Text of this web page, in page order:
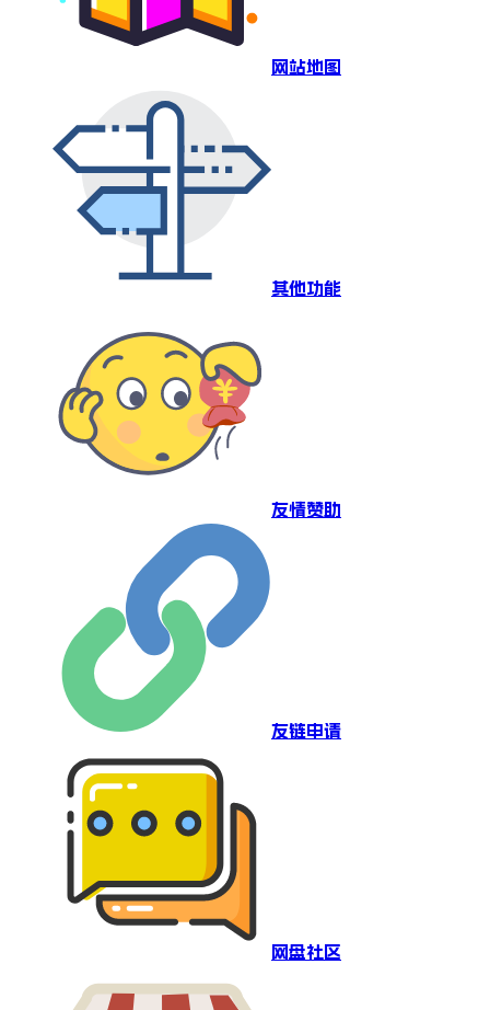
网站地图
其他功能
友情赞助
友链申请
网盘社区